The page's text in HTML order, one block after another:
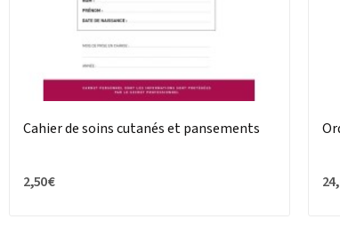
Cahier de soins cutanés et pansements
2,50 €